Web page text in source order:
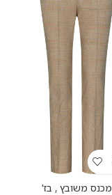
מכנס משובץ , בז'